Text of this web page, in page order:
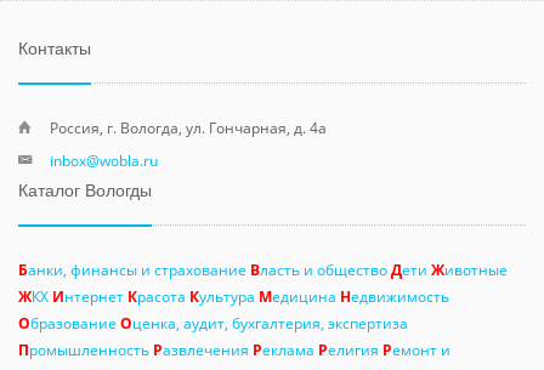
Контакты
Россия, г. Вологда, ул. Гончарная, д. 4а
inbox@wobla.ru
Каталог Вологды
Банки, финансы и страхование Власть и обществоДети Животные
ЖКХ Интернет Красота Культура Медицина Недвижимость
Образование Оценка, аудит, бухгалтерия, экспертиза
Промышленность Развлечения Реклама Религия Ремонт и